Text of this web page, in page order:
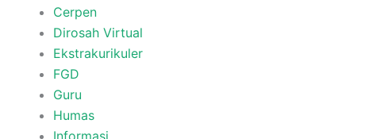
Cerpen
Dirosah Virtual
Ekstrakurikuler
FGD
Guru
Humas
Informasi